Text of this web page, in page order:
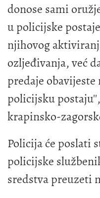
donose sami
u policijske
njihovog
ozljeđivanja, već
predaje
policijsku
krapinsko-
Policija će poslati
policijske
sredstva preuzeti